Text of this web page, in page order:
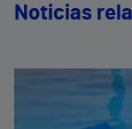
Noticias